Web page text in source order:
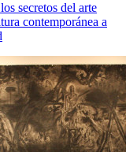
secretos del arte
contemporánea a